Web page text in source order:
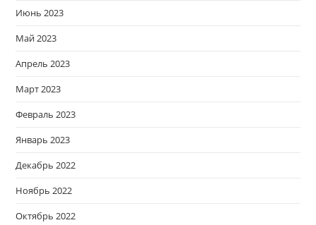
Июнь 2023
Май 2023
Апрель 2023
Март 2023
Февраль 2023
Январь 2023
Декабрь 2022
Ноябрь 2022
Октябрь 2022